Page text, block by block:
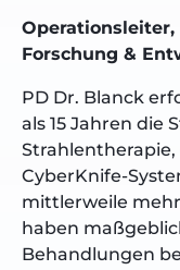
Forschung &
PD Dr. Blanck
als 15 Jahren die
Strahlentherapie,
CyberKnife-
mittlerweile
haben
Behandlungen